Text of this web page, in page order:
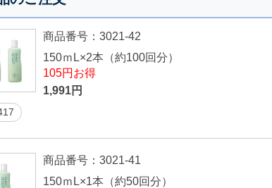
商品番号：3021-42
150ｍL×2本（約100回分）
105円お得
1,991円
商品番号：3021-41
150ｍL×1本（約50回分）